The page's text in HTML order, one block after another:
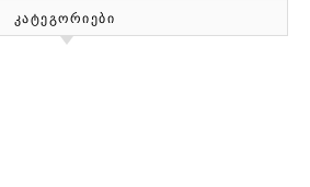
ᲙᲐᲢᲔᲒᲝᲠᲘᲔᲑᲘ